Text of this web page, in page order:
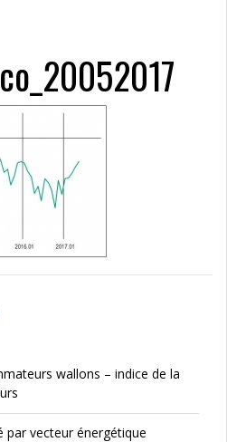
wallons – indice de la
par vecteur énergétique